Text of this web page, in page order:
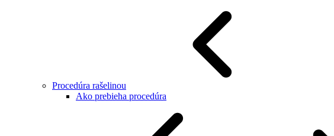
Procedúra rašelinou
Ako prebieha procedúra